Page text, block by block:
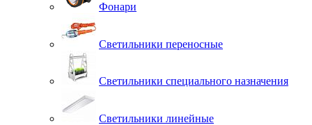
Фонари
Светильники переносные
Светильники специального назначения
Светильники линейные